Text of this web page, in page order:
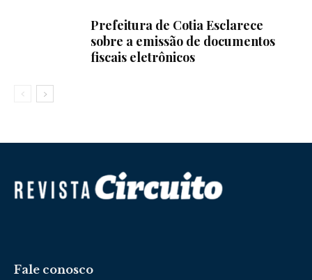
Prefeitura de Cotia Esclarece
sobre a emissão de documentos
fiscais eletrônicos
Fale conosco